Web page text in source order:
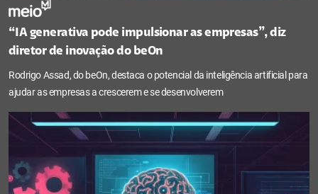
“IA generativa pode impulsionar as empresas”, diz
diretor de inovação do beOn
Rodrigo Assad, do beOn, destaca o potencial da inteligência artificial para
ajudar as empresas a crescerem e se desenvolverem